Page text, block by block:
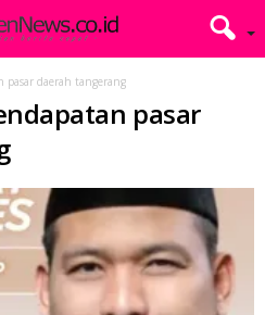
pasar daerah tangerang
pasar